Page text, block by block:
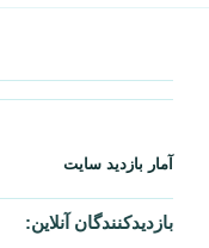
آمار بازدید سایت
بازدیدکنندگان آنلاین: